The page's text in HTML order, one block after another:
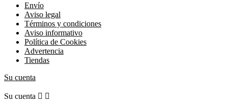
Envío
Aviso legal
Términos y condiciones
Aviso informativo
Política de Cookies
Advertencia
Tiendas
Su cuenta
Su cuenta  